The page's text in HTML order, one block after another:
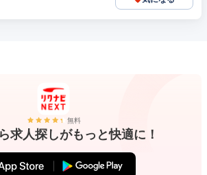
無料
求人探しがもっと快適に！